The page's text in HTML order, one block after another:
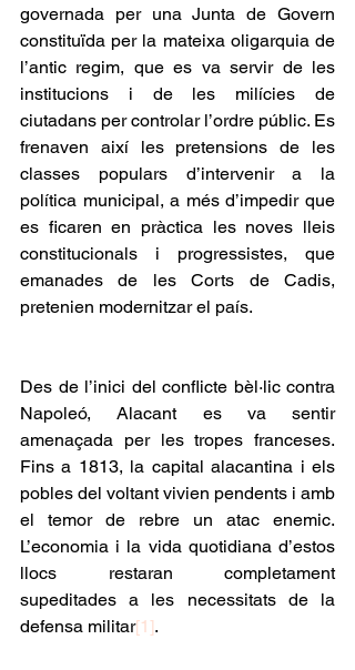
governada per una Junta de Govern
constituïda per la mateixa oligarquia de
l’antic regim, que es va servir de les
institucions i de les milícies de
ciutadans per controlar l’ordre públic. Es
frenaven així les pretensions de les
classes populars d’intervenir a la
política municipal, a més d’impedir que
es ficaren en pràctica les noves lleis
constitucionals i progressistes, que
emanades de les Corts de Cadis,
pretenien modernitzar el país.
Des de l’inici del conflicte bèl·lic contra
Napoleó, Alacant es va sentir
amenaçada per les tropes franceses.
Fins a 1813, la capital alacantina i els
pobles del voltant vivien pendents i amb
el temor de rebre un atac enemic.
L’economia i la vida quotidiana d’estos
llocs restaran completament
supeditades a les necessitats de la
defensa militar[1].